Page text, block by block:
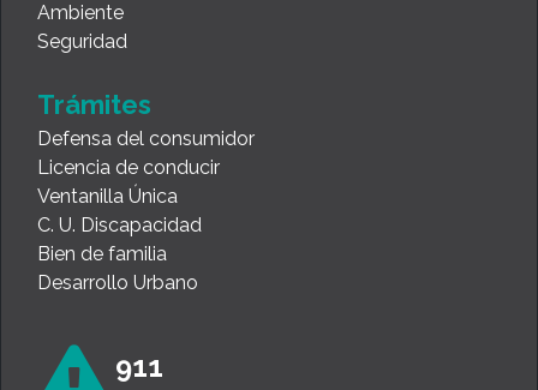
Ambiente
Seguridad
Trámites
Defensa del consumidor
Licencia de conducir
Ventanilla Única
C. U. Discapacidad
Bien de familia
Desarrollo Urbano
911